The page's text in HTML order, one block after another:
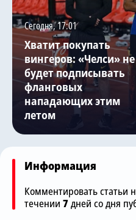
Сегодня, 17:01
Хватит покупать
вингеров: «Челси» не
будет подписывать
фланговых
нападающих этим
летом
Информация
Комментировать статьи
течении 7дней со дня